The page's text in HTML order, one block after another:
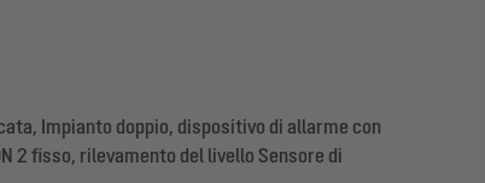
Impianto doppio, dispositivo di allarme con
2 fisso, rilevamento del livello Sensore di